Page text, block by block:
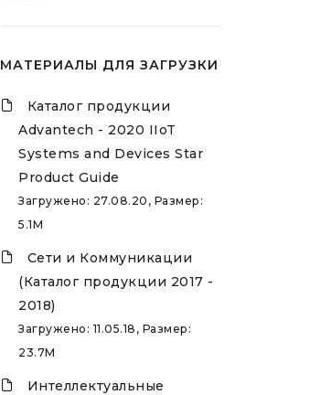
МАТЕРИАЛЫ ДЛЯ ЗАГРУЗКИ
Каталог продукции
Advantech - 2020 IIoT
Systems and Devices Star
Product Guide
Загружено: 27.08.20, Размер:
5.1M
Сети и Коммуникации
(Каталог продукции 2017 -
2018)
Загружено: 11.05.18, Размер:
23.7M
Интеллектуальные